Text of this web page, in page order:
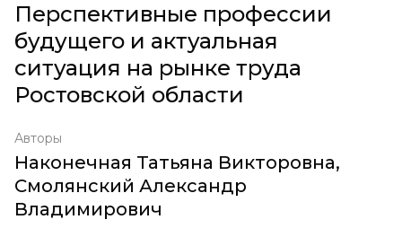
Перспективные профессии
будущего и актуальная
ситуация на рынке труда
Ростовской области
Авторы
Наконечная Татьяна Викторовна,
Смолянский Александр
Владимирович